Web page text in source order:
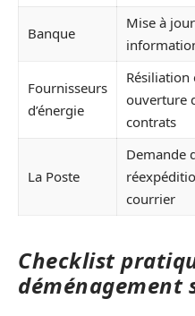
Banque
Mise à
Fournisseurs
d’énergie
Résiliation
ouverture
contrats
La Poste
Demande
courrier
Checklist
déménagement